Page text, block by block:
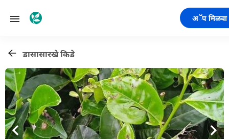
अॅप मिळवा
डासासारखे किडे